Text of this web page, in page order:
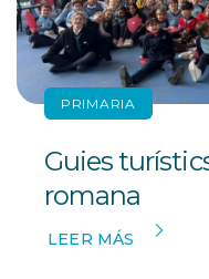
PRIMARIA
Guies
romana
LEER MÁS